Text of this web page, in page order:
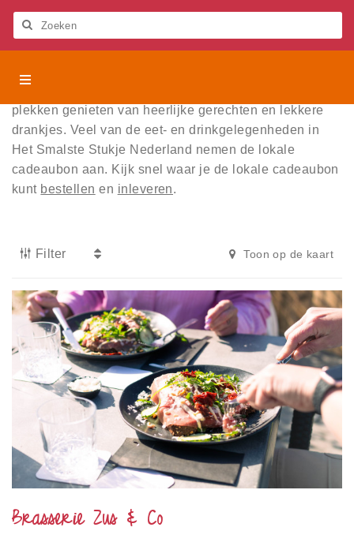
Deze
website
een
toegankelijkheidssysteem.
Het Smalste Stukje Nederland
Activiteiten
Beleven
Eten en drinken
Over
Privacy
Toegankelijkheid
Inloggen
Stukje
Nederland
plekken genieten van heerlijke gerechten en lekkere
drankjes. Veel van de eet- en drinkgelegenheden in
Het Smalste Stukje Nederland nemen de lokale
cadeaubon aan. Kijk snel waar je de lokale cadeaubon
kunt bestellen en inleveren.
Filter Toon op de kaart
Brasserie Zus & Co